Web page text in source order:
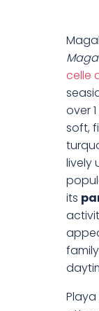
celle
over
soft,
lively
its